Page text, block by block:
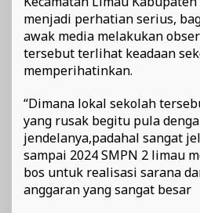
menjadi perhatian serius,
awak media melakukan
tersebut terlihat keadaan
memperihatinkan.
“Dimana lokal sekolah
yang rusak begitu pula
jendelanya,padahal sangat
sampai 2024 SMPN 2 limau
bos untuk realisasi sarana
anggaran yang sangat besar